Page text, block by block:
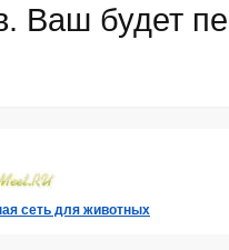
Ваш будет
сеть для животных